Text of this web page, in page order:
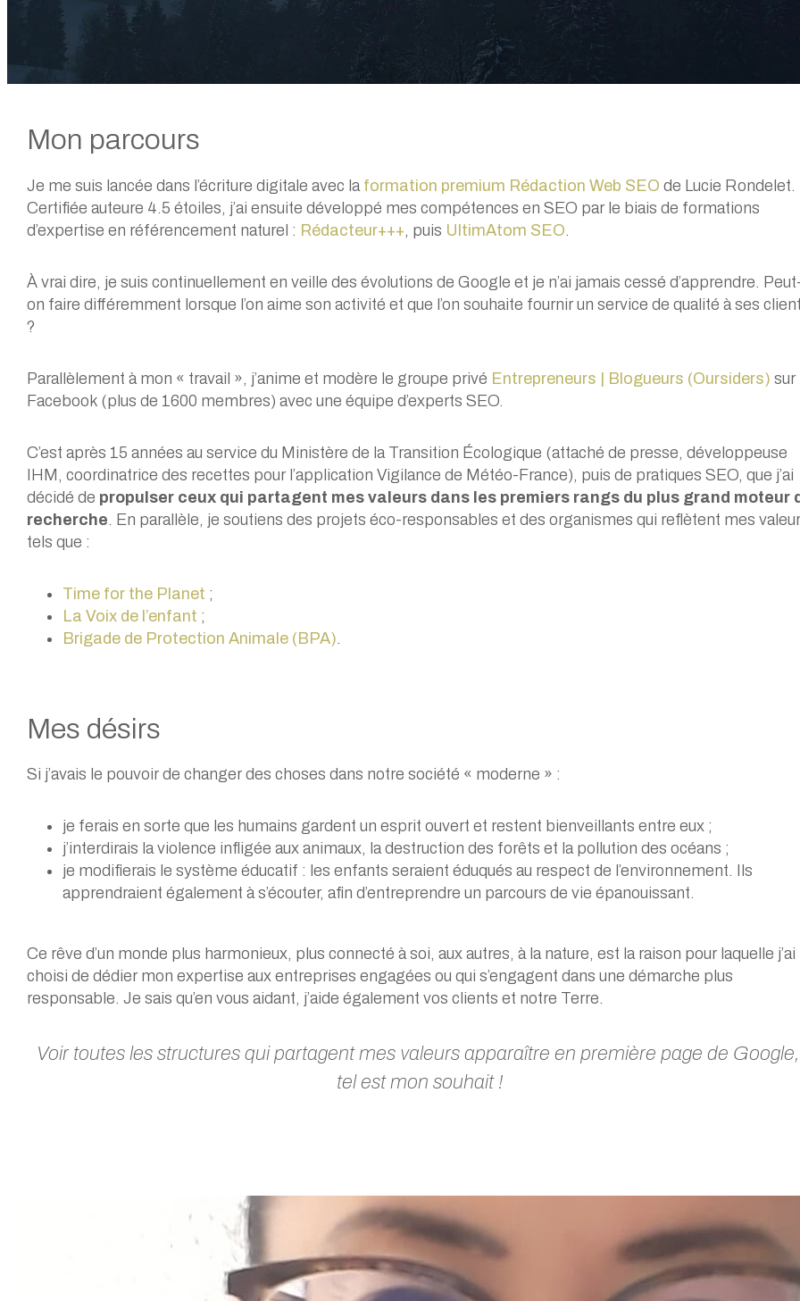
Mon parcours
Je me suis lancée dans l’écriture digitale avec la formation premium Rédaction Web SEO de Lucie Rondelet.
Certifiée auteure 4.5 étoiles, j’ai ensuite développé mes compétences en SEO par le biais de formations
d’expertise en référencement naturel : Rédacteur+++ , puis UltimAtom SEO
À vrai dire, je suis continuellement en veille des évolutions de Google et je n’ai jamais cessé d’apprendre.
on faire différemment lorsque l’on aime son activité et que l’on souhaite fournir un service de qualité à ses
?
Parallèlement à mon « travail », j’anime et modère le groupe privé Entrepreneurs | Blogueurs (Oursiders) sur
Facebook (plus de 1600 membres) avec une équipe d’experts SEO.
C’est après 15 années au service du Ministère de la Transition Écologique (attaché de presse, développeuse
IHM, coordinatrice des recettes pour l’application Vigilance de Météo-France), puis de pratiques SEO, que j’ai
décidé de propulser ceux qui partagent mes valeurs dans les premiers rangs du plus grand moteur
recherche . En parallèle, je soutiens des projets éco-responsables et des organismes qui reflètent mes
tels que :
Time for the Planet ;
La Voix de l’enfant ;
Brigade de Protection Animale (BPA)
Mes désirs
Si j’avais le pouvoir de changer des choses dans notre société « moderne » :
je ferais en sorte que les humains gardent un esprit ouvert et restent bienveillants entre eux ;
j’interdirais la violence infligée aux animaux, la destruction des forêts et la pollution des océans ;
je modifierais le système éducatif : les enfants seraient éduqués au respect de l’environnement. Ils
apprendraient également à s’écouter, afin d’entreprendre un parcours de vie épanouissant.
Ce rêve d’un monde plus harmonieux, plus connecté à soi, aux autres, à la nature, est la raison pour laquelle j’ai
choisi de dédier mon expertise aux entreprises engagées ou qui s’engagent dans une démarche plus
responsable. Je sais qu’en vous aidant, j’aide également vos clients et notre Terre.
Voir toutes les structures qui partagent mes valeurs apparaître en première page de
tel est mon souhait !